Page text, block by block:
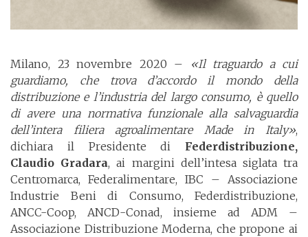
Milano, 23 novembre 2020 –
«Il traguardo a cui
guardiamo, che trova d’accordo il mondo della
distribuzione e l’industria del largo consumo, è quello
di avere una normativa funzionale alla salvaguardia
dell’intera filiera agroalimentare Made in Italy»,
dichiara il Presidente di Federdistribuzione,
Claudio Gradara, ai margini dell’intesa siglata tra
Centromarca, Federalimentare, IBC – Associazione
Industrie Beni di Consumo, Federdistribuzione,
ANCC-Coop, ANCD-Conad, insieme ad ADM –
Associazione Distribuzione Moderna, che propone ai